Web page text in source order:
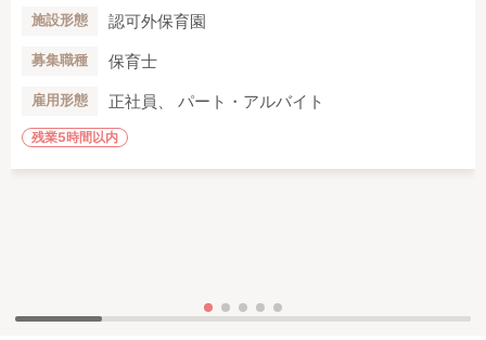
施設形態 認可外保育園
募集職種 保育士
雇用形態 正社員、 パート・アルバイト
残業5時間以内